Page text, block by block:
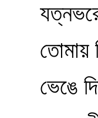
তোমায়
ভেঙে